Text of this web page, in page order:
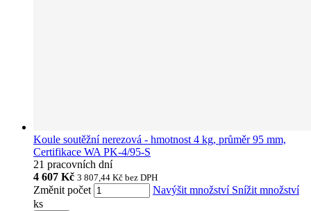
Koule soutěžní nerezová - hmotnost 4 kg, průměr 95 mm,
Certifikace WA PK-4/95-S
21 pracovních dní
4 607 Kč 3 807,44 Kč bez DPH
Změnit počet Navýšit množství Snížit množství
ks